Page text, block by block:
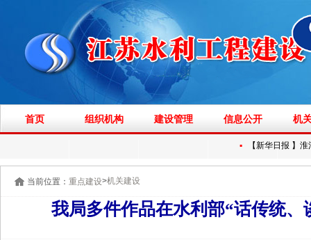
首页 组织机构 建设管理 信息公开 机
【新华日报 】淮
当前位置： 重点建设>机关建设
我局多件作品在水利部“话传统